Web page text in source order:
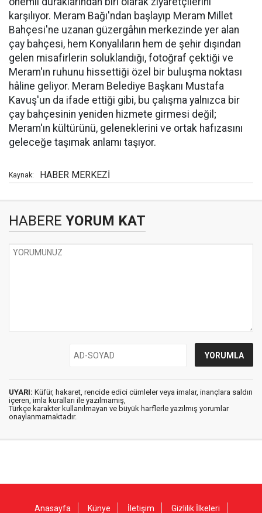
karşılıyor. Meram Bağı'ndan başlayıp Meram Millet
Bahçesi'ne uzanan güzergâhın merkezinde yer alan
çay bahçesi, hem Konyalıların hem de şehir dışından
gelen misafirlerin soluklandığı, fotoğraf çektiği ve
Meram'ın ruhunu hissettiği özel bir buluşma noktası
hâline geliyor. Meram Belediye Başkanı Mustafa
Kavuş'un da ifade ettiği gibi, bu çalışma yalnızca bir
çay bahçesinin yeniden hizmete girmesi değil;
Meram'ın kültürünü, geleneklerini ve ortak hafızasını
geleceğe taşımak anlamı taşıyor.
Kaynak: HABER MERKEZİ
HABERE YORUM KAT
UYARI: Küfür, hakaret, rencide edici cümleler veya imalar, inançlara saldırı
içeren, imla kuralları ile yazılmamış,
Türkçe karakter kullanılmayan ve büyük harflerle yazılmış yorumlar
onaylanmamaktadır.
Anasayfa Künye İletişim Gizlilik İlkeleri